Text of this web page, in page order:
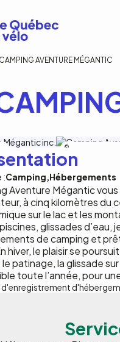
CAMPING AVENTURE MÉGANTIC
:Camping Hébergements
Aventure Mégantic
à cinq kilomètres du
sur le lac et les
glissades d’eau,
de camping et
hiver, le plaisir se
patinage, la glissade
toute l’année, pour